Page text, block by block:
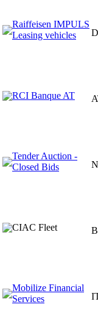
Raiffeisen IMPULS
Leasing vehicles
RCI Banque AT
Tender Auction -
Closed Bids
CIAC Fleet
Mobilize Financial
Services